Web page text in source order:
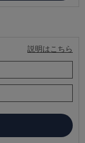
説明はこちら